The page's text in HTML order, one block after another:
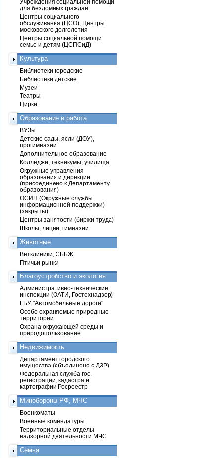
Учреждения социальной помощи
для бездомных граждан
Центры социального
обслуживания (ЦСО), Центры
московского долголетия
Центры социальной помощи
семье и детям (ЦСПСиД)
Культура
Библиотеки городские
Библиотеки детские
Музеи
Театры
Цирки
Образование и работа
ВУЗы
Детские сады, ясли (ДОУ),
прогимназии
Дополнительное образование
Колледжи, техникумы, училища
Окружные управления
образования и дирекции
(присоединено к Департаменту
образования)
ОСИП (Окружные службы
информационной поддержки)
(закрыты)
Центры занятости (биржи труда)
Школы, лицеи, гимназии
Животные
Ветклиники, СББЖ
Птичьи рынки
Благоустройство и экология
Административно-технические
инспекции (ОАТИ, Гостехнадзор)
ГБУ "Автомобильные дороги"
Особо охраняемые природные
территории
Охрана окружающей среды и
природопользование
Недвижимость
Департамент городского
имущества (объединено с ДЗР)
Федеральная служба гос.
регистрации, кадастра и
картографии Росреестр
Минобороны РФ, МЧС
Военкоматы
Военные комендатуры
Территориальные отделы
надзорной деятельности МЧС
Семья